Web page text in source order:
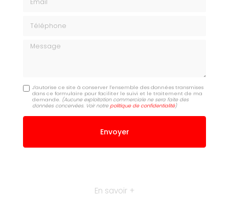
Message
J'autorise ce site à conserver l'ensemble des données transmises
dans ce formulaire pour faciliter le suivi et le traitement de ma
demande. (Aucune exploitation commerciale ne sera faite des
données concervées. Voir notrepolitique de confidentialité)
En savoir +